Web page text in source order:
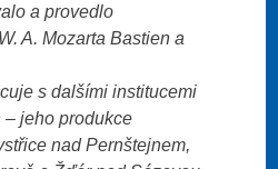
a provedlo
A. Mozarta Bastien a
s dalšími institucemi
– jeho produkce
nad Pernštejnem,